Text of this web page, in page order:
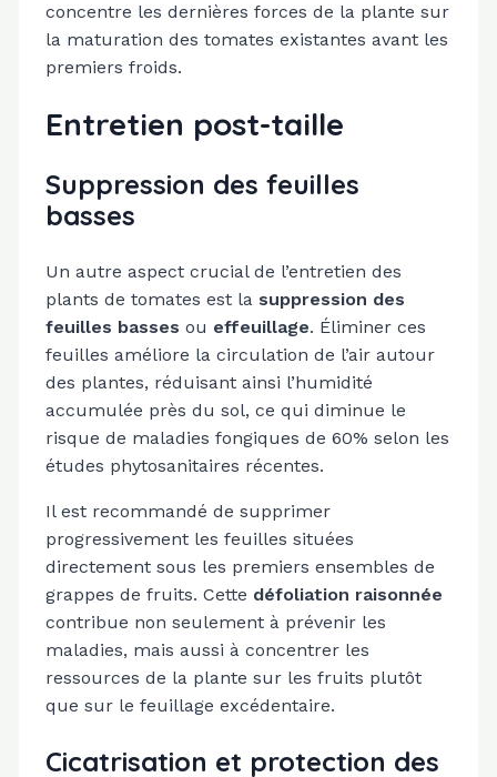
concentre les dernières forces de la plante sur
la maturation des tomates existantes avant les
premiers froids.
Entretien post-taille
Suppression des feuilles
basses
Un autre aspect crucial de l’entretien des
plants de tomates est la suppression des
feuilles basses ou effeuillage. Éliminer ces
feuilles améliore la circulation de l’air autour
des plantes, réduisant ainsi l’humidité
accumulée près du sol, ce qui diminue le
risque de maladies fongiques de 60% selon les
études phytosanitaires récentes.
Il est recommandé de supprimer
progressivement les feuilles situées
directement sous les premiers ensembles de
grappes de fruits. Cette défoliation raisonnée
contribue non seulement à prévenir les
maladies, mais aussi à concentrer les
ressources de la plante sur les fruits plutôt
que sur le feuillage excédentaire.
Cicatrisation et protection des